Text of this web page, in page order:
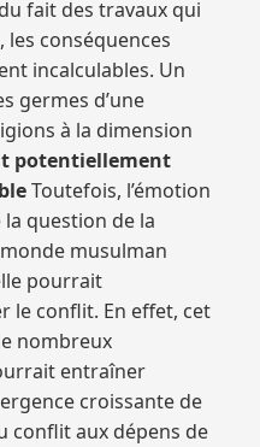
fait des travaux qui
conséquences
incalculables. Un
germes d’une
à la dimension
potentiellement
Toutefois, l’émotion
question de la
musulman
pourrait
le conflit. En effet, cet
nombreux
entraîner
croissante de
conflit aux dépens de